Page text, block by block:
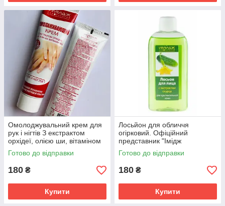
Омолоджувальний крем для
рук і нігтів З екстрактом
орхідеї, олією ши, вітаміном
Е. Офіційний представник "І
Готово до відправки
180 ₴
Купити
Лосьйон для обличчя
огірковий. Офіційний
представник "Імідж
лабораторії"
Готово до відправки
180 ₴
Купити